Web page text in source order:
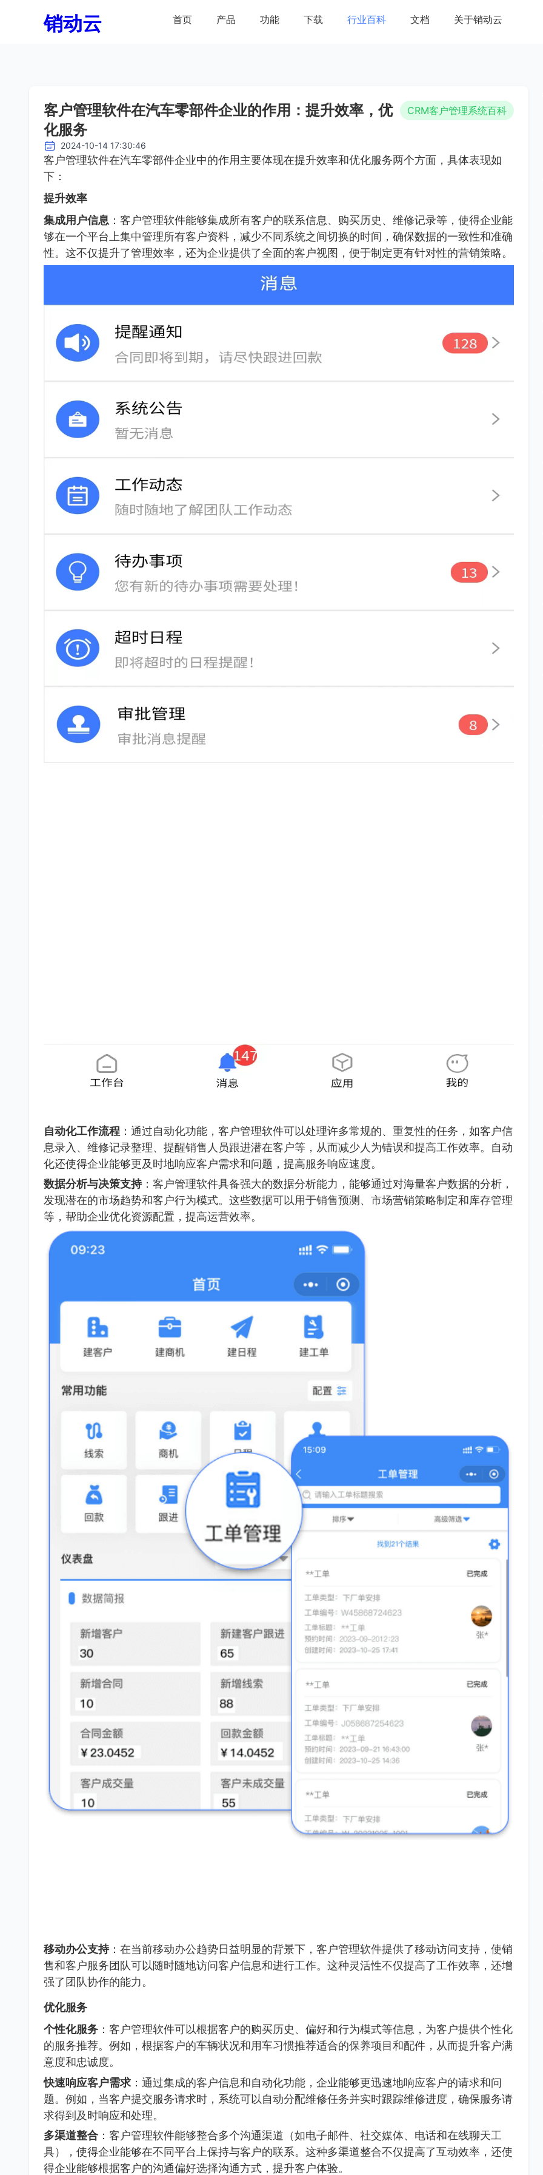
销动云 首页 产品 功能 下载 行业百科 文档 关于销动云
客户管理软件在汽车零部件企业的作用：提升效率，优
化服务
CRM客户管理系统百科
2024-10-14 17:30:46
客户管理软件在汽车零部件企业中的作用主要体现在提升效率和优化服务两个方面，具体表现如
下：
提升效率
集成用户信息 ：客户管理软件能够集成所有客户的联系信息、购买历史、维修记录等，使得企业能
够在一个平台上集中管理所有客户资料，减少不同系统之间切换的时间，确保数据的一致性和准确
性。这不仅提升了管理效率，还为企业提供了全面的客户视图，便于制定更有针对性的营销策略。
自动化工作流程 ：通过自动化功能，客户管理软件可以处理许多常规的、重复性的任务，如客户信
息录入、维修记录整理、提醒销售人员跟进潜在客户等，从而减少人为错误和提高工作效率。自动
化还使得企业能够更及时地响应客户需求和问题，提高服务响应速度。
数据分析与决策支持：客户管理软件具备强大的数据分析能力，能够通过对海量客户数据的分析，
发现潜在的市场趋势和客户行为模式。这些数据可以用于销售预测、市场营销策略制定和库存管理
等，帮助企业优化资源配置，提高运营效率。
移动办公支持：在当前移动办公趋势日益明显的背景下，客户管理软件提供了移动访问支持，使销
售和客户服务团队可以随时随地访问客户信息和进行工作。这种灵活性不仅提高了工作效率，还增
强了团队协作的能力。
优化服务
个性化服务 ：客户管理软件可以根据客户的购买历史、偏好和行为模式等信息，为客户提供个性化
的服务推荐。例如，根据客户的车辆状况和用车习惯推荐适合的保养项目和配件，从而提升客户满
意度和忠诚度。
快速响应客户需求 ：通过集成的客户信息和自动化功能，企业能够更迅速地响应客户的请求和问
题。例如，当客户提交服务请求时，系统可以自动分配维修任务并实时跟踪维修进度，确保服务请
求得到及时响应和处理。
多渠道整合 ：客户管理软件能够整合多个沟通渠道（如电子邮件、社交媒体、电话和在线聊天工
具），使得企业能够在不同平台上保持与客户的联系。这种多渠道整合不仅提高了互动效率，还使
得企业能够根据客户的沟通偏好选择沟通方式，提升客户体验。